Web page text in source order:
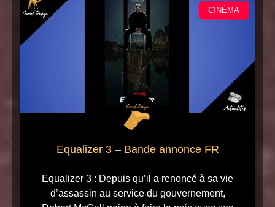
CINÉMA
Equalizer 3 – Bande annonce FR
Equalizer 3 : Depuis qu’il a renoncé à sa vie
d’assassin au service du gouvernement,